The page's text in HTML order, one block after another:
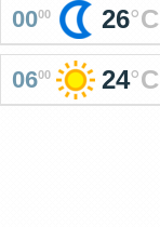
0000 26°C
0600 24°C